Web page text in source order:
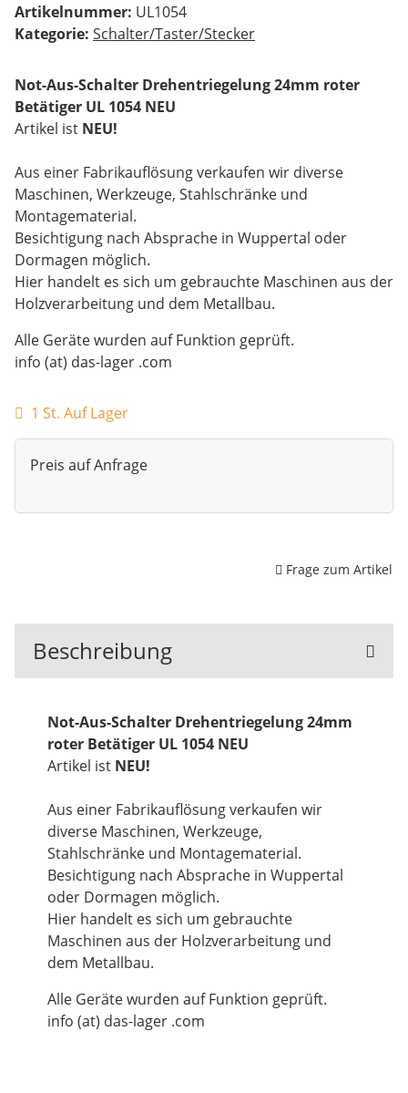
Artikelnummer: UL1054
Kategorie: Schalter/Taster/Stecker
Not-Aus-Schalter Drehentriegelung 24mm roter
Betätiger UL 1054 NEU
Artikel ist NEU!
Aus einer Fabrikauflösung verkaufen wir diverse
Maschinen, Werkzeuge, Stahlschränke und
Montagematerial.
Besichtigung nach Absprache in Wuppertal oder
Dormagen möglich.
Hier handelt es sich um gebrauchte Maschinen aus der
Holzverarbeitung und dem Metallbau.
Alle Geräte wurden auf Funktion geprüft.
info (at) das-lager .com
1 St. Auf Lager
Preis auf Anfrage
Frage zum Artikel
Beschreibung
Not-Aus-Schalter Drehentriegelung 24mm
roter Betätiger UL 1054 NEU
Artikel ist NEU!
Aus einer Fabrikauflösung verkaufen wir
diverse Maschinen, Werkzeuge,
Stahlschränke und Montagematerial.
Besichtigung nach Absprache in Wuppertal
oder Dormagen möglich.
Hier handelt es sich um gebrauchte
Maschinen aus der Holzverarbeitung und
dem Metallbau.
Alle Geräte wurden auf Funktion geprüft.
info (at) das-lager .com